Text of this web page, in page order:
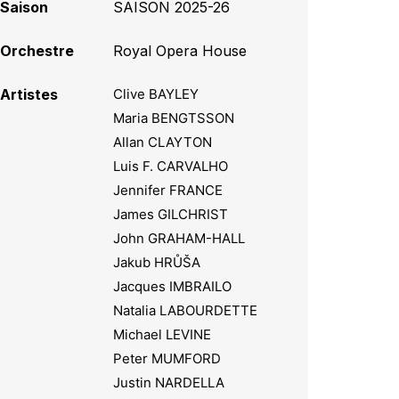
Saison SAISON 2025-26
Orchestre Royal Opera House
Artistes
Clive BAYLEY
Maria BENGTSSON
Allan CLAYTON
Luis F. CARVALHO
Jennifer FRANCE
James GILCHRIST
John GRAHAM-HALL
Jakub HRŮŠA
Jacques IMBRAILO
Natalia LABOURDETTE
Michael LEVINE
Peter MUMFORD
Justin NARDELLA